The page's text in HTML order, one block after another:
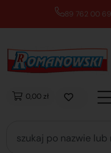
89 762 00
0,00 zł